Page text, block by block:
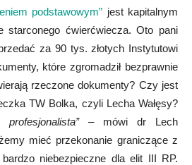
podstawowym” jest kapitalnym
starconego ćwierćwiecza. Oto pani
za 90 tys. złotych Instytutowi
które zgromadził bezprawnie
rzeczone dokumenty? Czy jest
TW Bolka, czyli Lecha Wałęsy?
– mówi dr Lech
mieć przekonanie graniczące z
niebezpieczne dla elit III RP.